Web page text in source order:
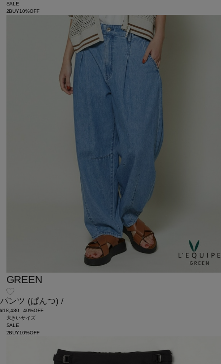
SALE
2BUY10%OFF
GREEN
パンツ (ぱんつ) /
¥18,480
40%OFF
大きいサイズ
SALE
2BUY10%OFF